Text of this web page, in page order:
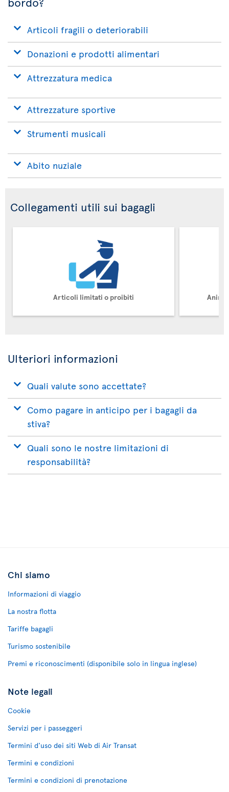
Articoli fragili o deteriorabili
Donazioni e prodotti alimentari
Attrezzatura medica
Attrezzature sportive
Strumenti musicali
Abito nuziale
Collegamenti utili sui bagagli
Articoli limitati o proibiti
Ulteriori informazioni
Quali valute sono accettate?
Como pagare in anticipo per i bagagli da
stiva?
Quali sono le nostre limitazioni di
responsabilità?
Chi siamo
Informazioni di viaggio
La nostra flotta
Tariffe bagagli
Turismo sostenibile
Premi e riconoscimenti (disponibile solo in lingua inglese)
Note legali
Cookie
Servizi per i passeggeri
Termini d'uso dei siti Web di Air Transat
Termini e condizioni
Termini e condizioni di prenotazione